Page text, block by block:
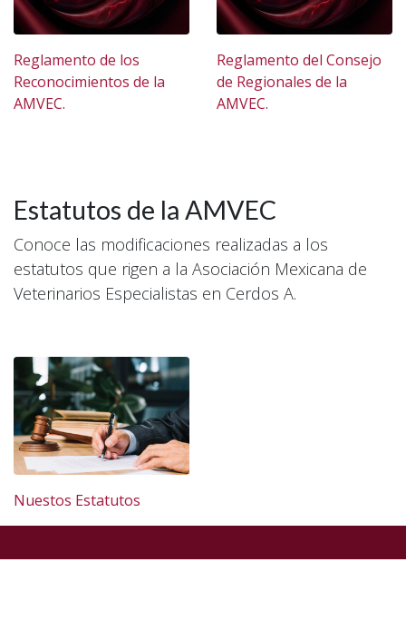
Reglamento de los
Reconocimientos de la
AMVEC.
Reglamento del Consejo
de Regionales de la
AMVEC.
Estatutos de la AMVEC
Conoce las modificaciones realizadas a los
estatutos que rigen a la Asociación Mexicana de
Veterinarios Especialistas en Cerdos A.
Nuestos Estatutos